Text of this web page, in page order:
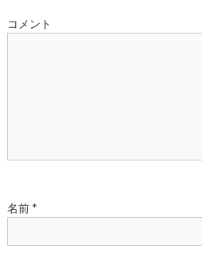
シ
コメント
名前 *